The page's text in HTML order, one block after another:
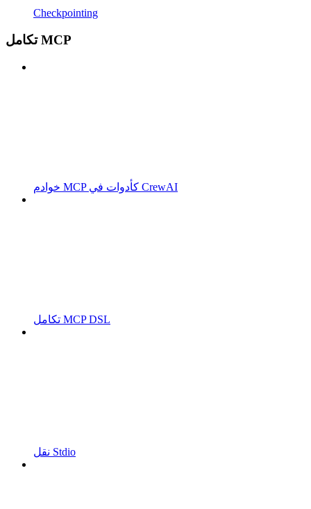
Checkpointing
تكامل MCP
خوادم MCP كأدوات في CrewAI
تكامل MCP DSL
نقل Stdio